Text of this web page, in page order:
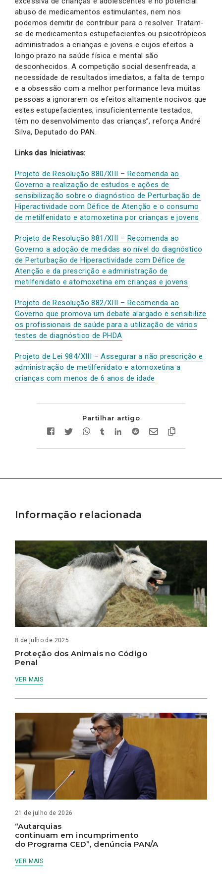
abuso de medicamentos estimulantes, nem nos
podemos demitir de contribuir para o resolver. Tratam-
se de medicamentos estupefacientes ou psicotrópicos
administrados a crianças e jovens e cujos efeitos a
longo prazo na saúde física e mental são
desconhecidos. A competição social desenfreada, a
necessidade de resultados imediatos, a falta de tempo
e a obsessão com a melhor performance leva muitas
pessoas a ignorarem os efeitos altamente nocivos que
estes estupefacientes, insuficientemente testados,
têm no desenvolvimento das crianças”, reforça André
Silva, Deputado do PAN.
Links das Iniciativas:
Projeto de Resolução 880/XIII – Recomenda ao
Governo a realização de estudos e ações de
sensibilização sobre o diagnóstico de Perturbação de
Hiperactividade com Défice de Atenção e o consumo
de metilfenidato e atomoxetina por crianças e jovens
Projeto de Resolução 881/XIII – Recomenda ao
Governo a adoção de medidas ao nível do diagnóstico
de Perturbação de Hiperactividade com Défice de
Atenção e da prescrição e administração de
metilfenidato e atomoxetina em crianças e jovens
Projeto de Resolução 882/XIII – Recomenda ao
Governo que promova um debate alargado e sensibilize
os profissionais de saúde para a utilização de vários
testes de diagnóstico de PHDA
Projeto de Lei 984/XIII – Assegurar a não prescrição e
administração de metilfenidato e atomoxetina a
crianças com menos de 6 anos de idade
Partilhar artigo
Informação relacionada
8 de julho de 2025
Proteção dos Animais no Código
Penal
VER MAIS
21 de julho de 2026
“Autarquias
continuam em incumprimento
do Programa CED”, denúncia PAN/A
VER MAIS